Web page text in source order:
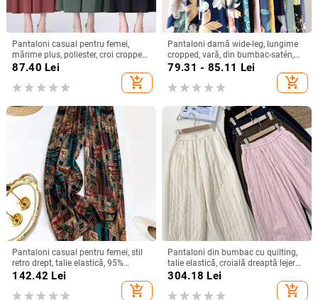
Pantaloni casual pentru femei,
mărime plus, poliester, croi cropped,
talie înaltă, croi drept, croi relaxat
87.40 Lei
add_shopping_cart
Pantaloni damă wide-leg, lungime
cropped, vară, din bumbac-satén,
talie înaltă, casual
79.31 - 85.11 Lei
add_shopping_cart
Pantaloni casual pentru femei, stil
retro drept, talie elastică, 95%
poliester, vară 2025
142.42 Lei
add_shopping_cart
Pantaloni din bumbac cu quilting,
talie elastică, croială dreaptă lejeră,
umplutură asemănătoare mătăsii,
304.18 Lei
add_shopping_cart